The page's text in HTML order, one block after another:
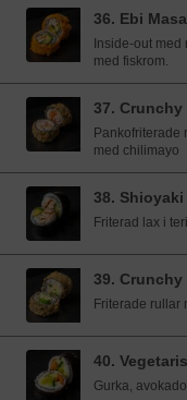
36. Ebi
Inside-out
med fiskrom.
37.
Pankofriterade
med chilimayo
38. Shioyaki
Friterad lax i
39. Crunchy
Friterade rullar
40.
Gurka,